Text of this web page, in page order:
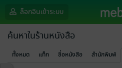
ล็อกอินเข้าระบบ
ค้นหาในร้านหนังสือ
ทั้งหมด แท็ก ชื่อหนังสือ สำนักพิมพ์